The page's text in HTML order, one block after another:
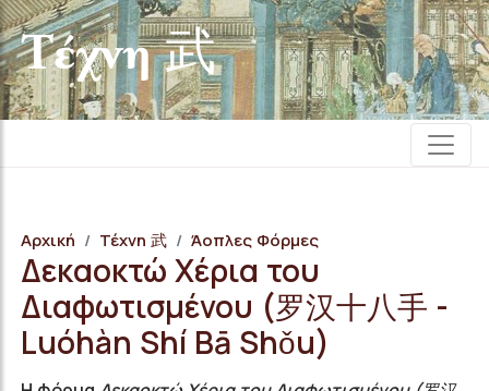
Τέχνη 武
Αρχική Τέχνη 武 Άοπλες Φόρμες
Δεκαοκτώ Χέρια του
Διαφωτισμένου (罗汉十八手 -
Luóhàn Shí Bā Shǒu)